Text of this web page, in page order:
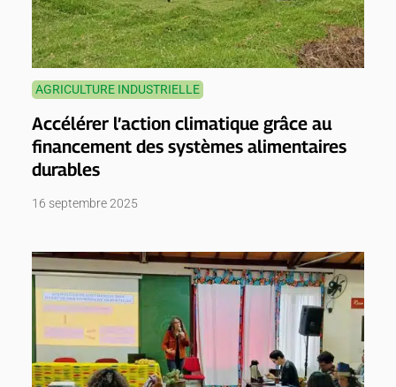
AGRICULTURE INDUSTRIELLE
Accélérer l’action climatique grâce au
financement des systèmes alimentaires
durables
16 septembre 2025